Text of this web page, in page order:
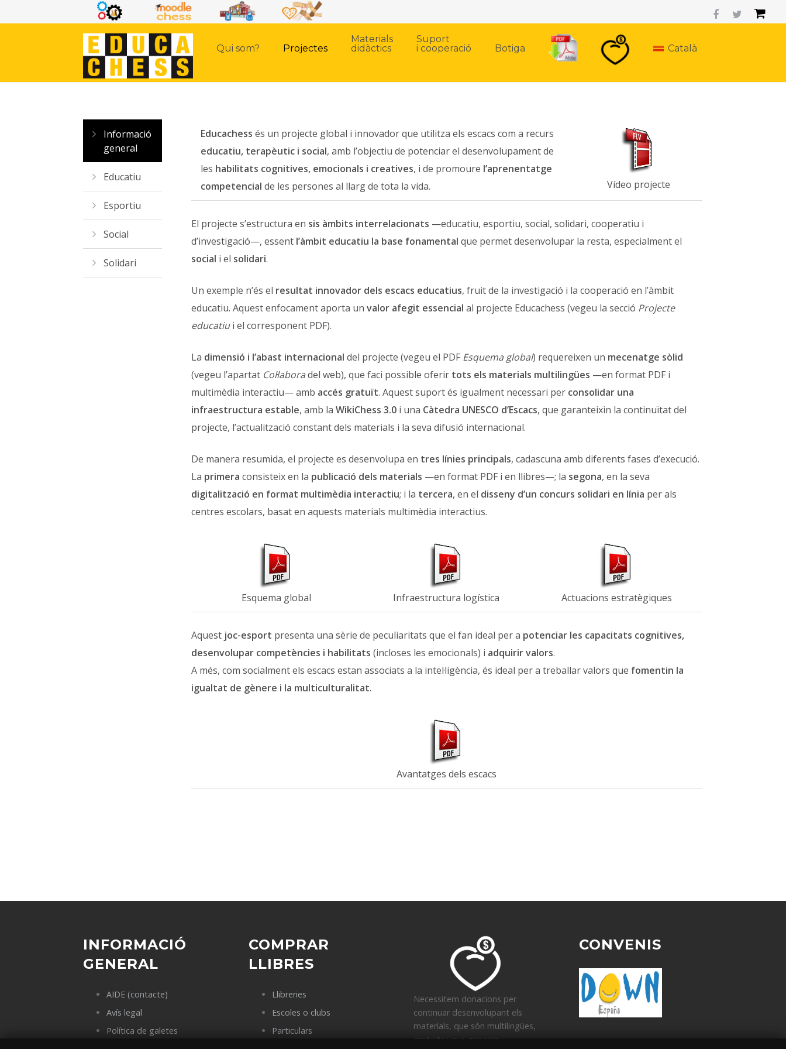
Qui som? Projectes
Materials
didàctics
Suport
i cooperació
Botiga Català
Informació
general
Educatiu
Esportiu
Social
Solidari
Educachess és un projecte global i innovador que utilitza els escacs com a recurs
educatiu, terapèutic i social, amb l’objectiu de potenciar el desenvolupament de
les habilitats cognitives, emocionals i creatives, i de promoure l’aprenentatge
competencial de les persones al llarg de tota la vida. Vídeo projecte
El projecte s’estructura en sis àmbits interrelacionats —educatiu, esportiu, social, solidari, cooperatiu i
d’investigació—, essent l’àmbit educatiu la base fonamental que permet desenvolupar la resta, especialment el
social i el solidari.
Un exemple n’és el resultat innovador dels escacs educatius, fruit de la investigació i la cooperació en l’àmbit
educatiu. Aquest enfocament aporta un valor afegit essencial al projecte Educachess (vegeu la secció Projecte
educatiui el corresponent PDF).
La dimensió i l’abast internacional del projecte (vegeu el PDF Esquema global) requereixen un mecenatge sòlid
(vegeu l’apartat Col·laboradel web), que faci possible oferir tots els materials multilingües —en format PDF i
multimèdia interactiu— amb accés gratuït. Aquest suport és igualment necessari per consolidar una
infraestructura estable, amb la WikiChess 3.0i una Càtedra UNESCO d’Escacs, que garanteixin la continuïtat del
projecte, l’actualització constant dels materials i la seva difusió internacional.
De manera resumida, el projecte es desenvolupa en tres línies principals, cadascuna amb diferents fases d’execució.
La primera consisteix en la publicació dels materials —en format PDF i en llibres—; la segona, en la seva
digitalització en format multimèdia interactiu; i la tercera, en el disseny d’un concurs solidari en línia per als
centres escolars, basat en aquests materials multimèdia interactius.
Esquema global Infraestructura logística Actuacions estratègiques
Aquest joc-esport presenta una sèrie de peculiaritats que el fan ideal per a potenciar les capacitats cognitives,
desenvolupar competències i habilitats (incloses les emocionals) i adquirir valors.
A més, com socialment els escacs estan associats a la intel·ligència, és ideal per a treballar valors que fomentin la
igualtat de gènere i la multiculturalitat.
Avantatges dels escacs
INFORMACIÓ
GENERAL
AIDE (contacte)
Avís legal
Política de galetes
COMPRAR
LLIBRES
Llibreries
Escoles o clubs
Particulars
Necessitem donacions per
continuar desenvolupant els
materials, que són multilingües,
gratuïts i que generen
CONVENIS